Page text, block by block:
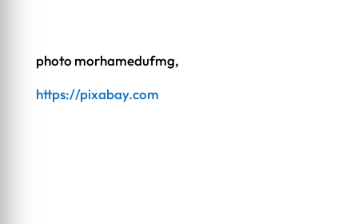
photo morhamedufmg,
https://pixabay.com